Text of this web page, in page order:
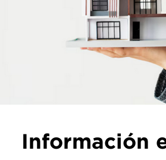
Información